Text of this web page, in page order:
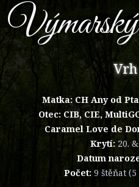
Matka:CH Any od
Otec: CIB, CIE,
Caramel Love de
Krytí:20. &
Datum
Počet: 9 štěňat